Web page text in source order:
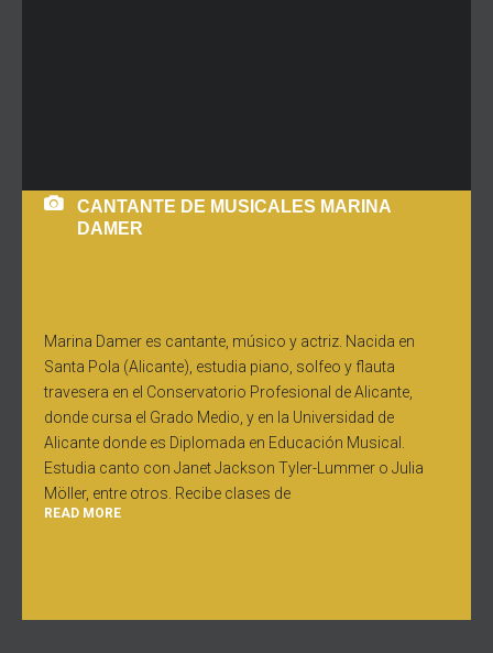
CANTANTE DE MUSICALES MARINA
DAMER
Marina Damer es cantante, músico y actriz. Nacida en
Santa Pola (Alicante), estudia piano, solfeo y flauta
travesera en el Conservatorio Profesional de Alicante,
donde cursa el Grado Medio, y en la Universidad de
Alicante donde es Diplomada en Educación Musical.
Estudia canto con Janet Jackson Tyler-Lummer o Julia
Möller, entre otros. Recibe clases de
READ MORE